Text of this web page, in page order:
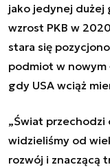
jako jedynej dużej
wzrost PKB w
stara się
podmiot w nowym
gdy USA wciąż
„Świat przechodzi
widzieliśmy od
rozwój i znaczącą